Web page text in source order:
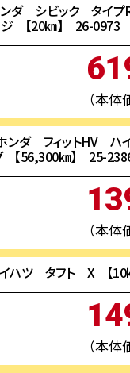
ダ シビック タイプR
ジ 【20㎞】 26-0973
（本体
ダ フィットHV ハイ
【56,300㎞】 25-
（本体
ハツ タフト X 【10
（本体